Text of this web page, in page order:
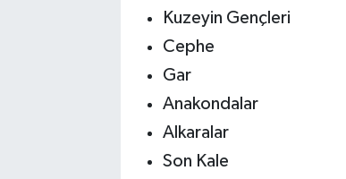
Kuzeyin Gençleri
Cephe
Gar
Anakondalar
Alkaralar
Son Kale